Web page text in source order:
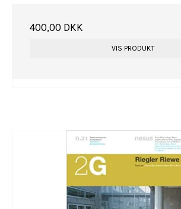
400,00 DKK
VIS PRODUKT